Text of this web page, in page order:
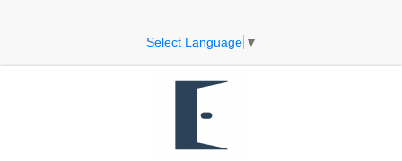
Select Language ▼